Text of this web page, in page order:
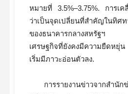
หมายที่ 3.5%–3.75%. การเค
ว่าเป็นจุดเปลี่ยนที่สำคัญในทิศท
ของธนาคารกลางสหรัฐฯ
เศรษฐกิจที่ยังคงมีความยืดห
เริ่มมีภาวะอ่อนตัวลง.
การรายงานข่าวจากสำนัก